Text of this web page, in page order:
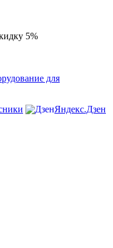
5%
для
Яндекс.Дзен